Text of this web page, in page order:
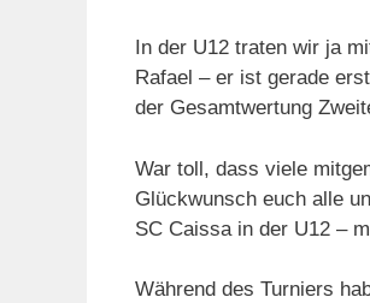
In der U12 traten wir ja
Rafael – er ist gerade
der Gesamtwertung
War toll, dass viele
Glückwunsch euch alle
SC Caissa in der U12 –
Während des Turniers